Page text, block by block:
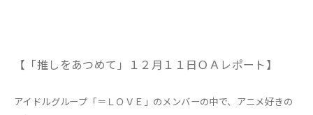
【「推しをあつめて」１２月１１日ＯＡレポート】
アイドルグループ「＝ＬＯＶＥ」のメンバーの中で、アニメ好きの